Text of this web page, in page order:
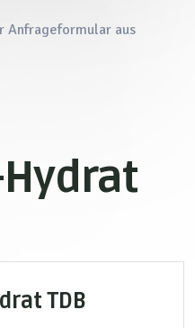
Anfrageformular aus
TDB